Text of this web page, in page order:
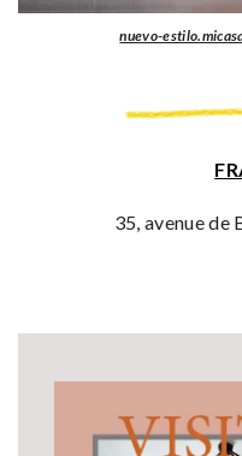
nuevo-
35, avenue de